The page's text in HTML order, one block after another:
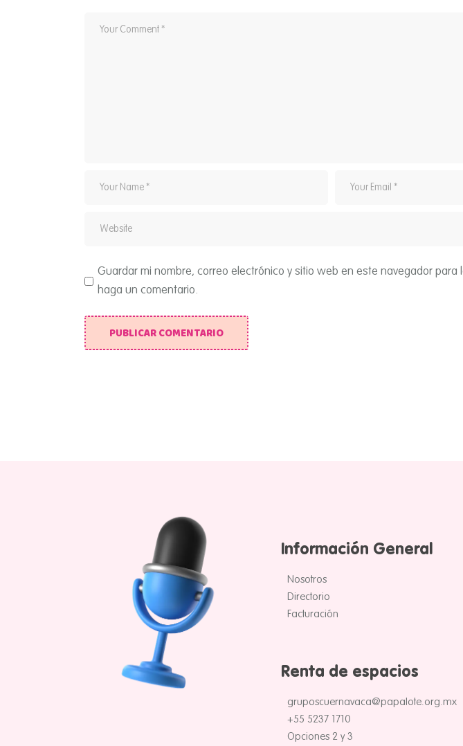
Guardar mi nombre, correo electrónico y sitio web en este navegador para
haga un comentario.
PUBLICAR COMENTARIO
Información General
Nosotros
Directorio
Facturación
Renta de espacios
gruposcuernavaca@papalote.org.mx
+55 5237 1710
Opciones 2 y 3